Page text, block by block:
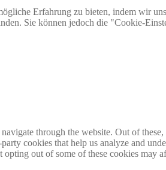
Erfahrung zu bieten, indem wir
Sie können jedoch die "Cookie-
through the website. Out of
cookies that help us analyze and
out of some of these cookies may